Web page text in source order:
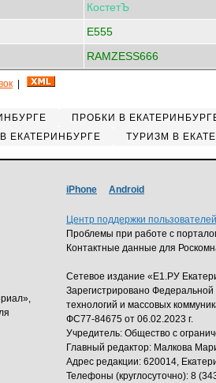
КостетЪ
E555
RAMZESS666
ПРОБКИ В
ЕКАТЕРИНБУРГЕ ТУРИЗМ В
iPhone Android
Центр поддержки
Проблемы при работе с
Контактные данные для
Сетевое издание «Е1.РУ
Зарегистрировано
технологий и массовых
ФС77-84675 от 06.02.2023 г.
Учредитель: Общество с
Главный редактор: Малкова
Адрес редакции: 620014,
Телефоны (круглосуточно): 8